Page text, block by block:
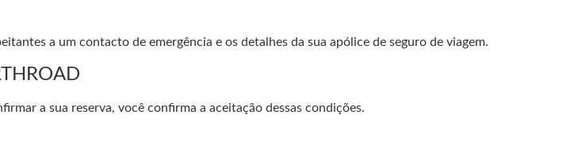
a um contacto de emergência e os detalhes da sua apólice de seguro de viagem.
a sua reserva, você confirma a aceitação dessas condições.